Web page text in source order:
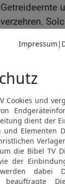
Getreideernte
verzehren.
heilig, dass
Weil aber
dieses Gebot
geschickt. Sie
15 Aber an
Leute von
Stadt aus,
16 Ich sehe
für mich der
mich zu dir